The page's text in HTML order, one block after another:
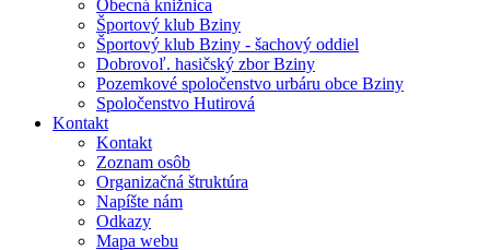
Obecná knižnica
Športový klub Bziny
Športový klub Bziny - šachový oddiel
Dobrovoľ. hasičský zbor Bziny
Pozemkové spoločenstvo urbáru obce Bziny
Spoločenstvo Hutirová
Kontakt
Kontakt
Zoznam osôb
Organizačná štruktúra
Napíšte nám
Odkazy
Mapa webu